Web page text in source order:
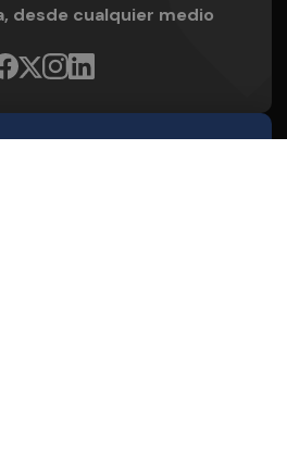
desde cualquier medio